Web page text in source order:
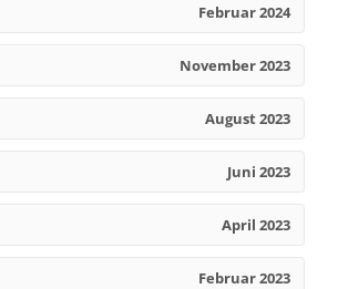
Februar 2024
November 2023
August 2023
Juni 2023
April 2023
Februar 2023